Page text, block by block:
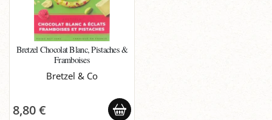
Bretzel Chocolat Blanc, Pistaches &
Framboises
Bretzel & Co
8,80 €